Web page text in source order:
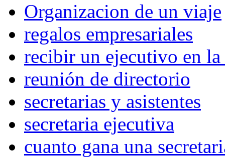
Organizacion de un viaje
regalos empresariales
recibir un ejecutivo en la
reunión de directorio
secretarias y asistentes
secretaria ejecutiva
cuanto gana una